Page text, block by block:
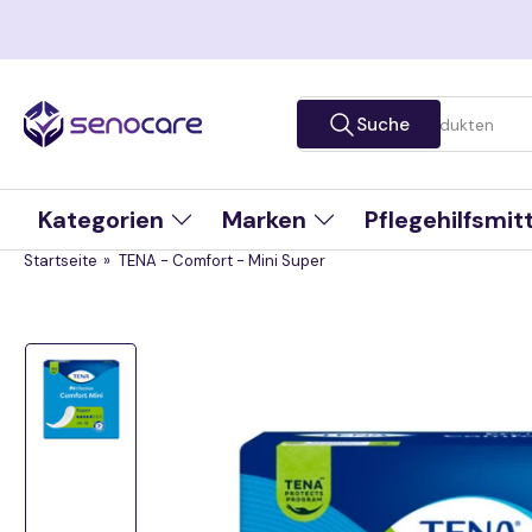
Suche
nach
Produkten
Suche
Kategorien Marken
Startseite » TENA - Comfort - Mini Super
Zu
Produktinformationen
springen